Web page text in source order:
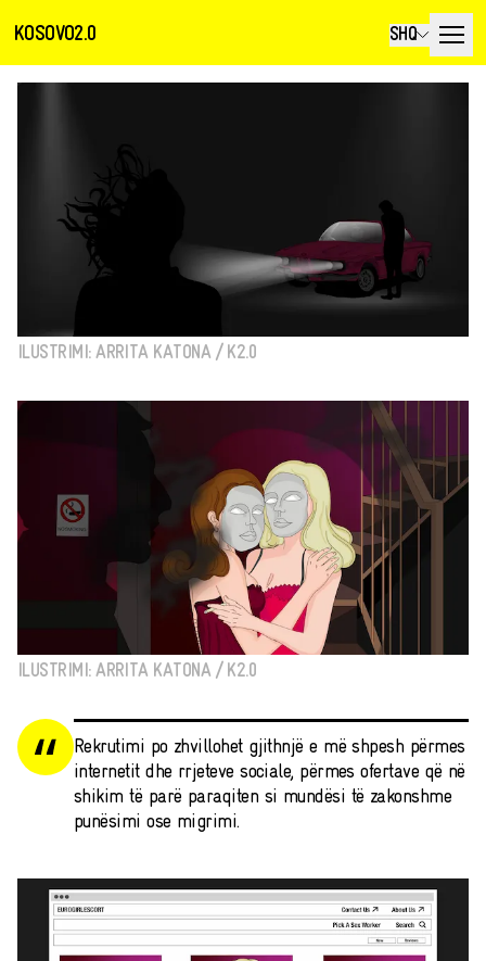
KOSOVO2.0 SHQ
ILUSTRIMI: ARRITA KATONA / K2.0
ILUSTRIMI: ARRITA KATONA / K2.0
Rekrutimi po zhvillohet gjithnjë e më shpesh përmes
internetit dhe rrjeteve sociale, përmes ofertave që në
shikim të parë paraqiten si mundësi të zakonshme
punësimi ose migrimi.